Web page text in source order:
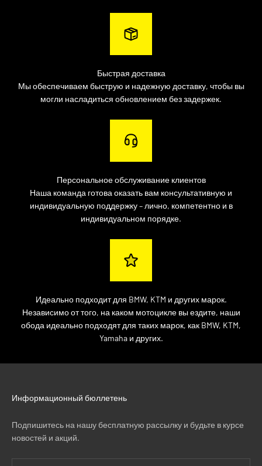
Быстрая доставка
Мы обеспечиваем быструю и надежную доставку, чтобы вы
могли насладиться обновлением без задержек.
Персональное обслуживание клиентов
Наша команда готова оказать вам консультативную и
индивидуальную поддержку – лично, компетентно и в
индивидуальном порядке.
Идеально подходит для BMW, KTM и других марок.
Независимо от того, на каком мотоцикле вы ездите, наши
обода идеально подходят для таких марок, как BMW, KTM,
Yamaha и других.
Информационный бюллетень
Подпишитесь на нашу бесплатную рассылку и будьте в курсе
новостей и акций.